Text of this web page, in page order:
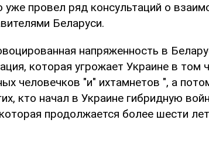
провел ряд консультаций о
Беларуси.
напряженность в
которая угрожает Украине в том
человечков "и" ихтамнетов ", а
кто начал в Украине гибридную
продолжается более шести